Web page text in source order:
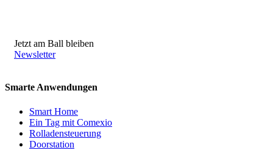
Jetzt am Ball bleiben
Newsletter
Smarte Anwendungen
Smart Home
Ein Tag mit Comexio
Rolladensteuerung
Doorstation